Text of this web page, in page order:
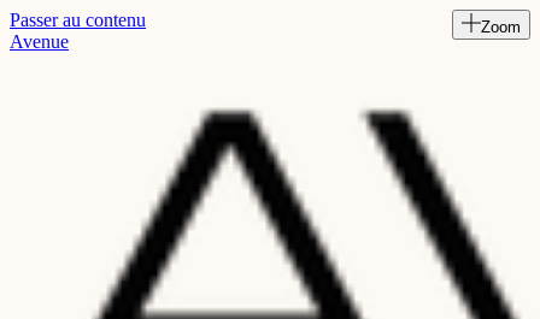
Read
Passer au contenu
Avenue
Zoom